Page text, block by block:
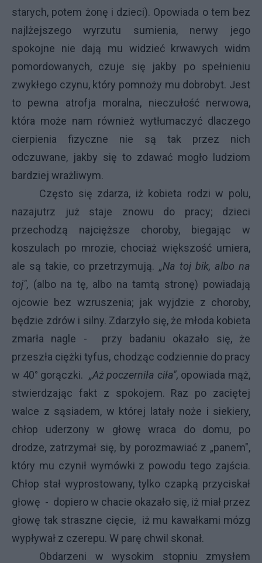
starych, potem żonę i dzieci). Opowiada o tem bez
najlżejszego wyrzutu sumienia, nerwy jego
spokojne nie dają mu widzieć krwawych widm
pomordowanych, czuje się jakby po spełnieniu
zwykłego czynu, który pomnoży mu dobrobyt. Jest
to pewna atrofja moralna, nieczułość nerwowa,
która może nam również wytłumaczyć dlaczego
cierpienia fizyczne nie są tak przez nich
odczuwane, jakby się to zdawać mogło ludziom
bardziej wrażliwym.
Często się zdarza, iż kobieta rodzi w polu,
nazajutrz już staje znowu do pracy; dzieci
przechodzą najcięższe choroby, biegając w
koszulach po mrozie, chociaż większość umiera,
ale są takie, co przetrzymują. „Na toj bik, albo na
toj", (albo na tę, albo na tamtą stronę) powiadają
ojcowie bez wzruszenia; jak wyjdzie z choroby,
będzie zdrów i silny. Zdarzyło się, że młoda kobieta
zmarła nagle - przy badaniu okazało się, że
przeszła ciężki tyfus, chodząc codziennie do pracy
w 40° gorączki. „Aż poczerniła ciła", opowiada mąż,
stwierdzając fakt z spokojem. Raz po zaciętej
walce z sąsiadem, w której latały noże i siekiery,
chłop uderzony w głowę wraca do domu, po
drodze, zatrzymał się, by porozmawiać z „panem",
który mu czynił wymówki z powodu tego zajścia.
Chłop stał wyprostowany, tylko czapką przyciskał
głowę - dopiero w chacie okazało się, iż miał przez
głowę tak straszne cięcie, iż mu kawałkami mózg
wypływał z czerepu. W parę chwil skonał.
Obdarzeni w wysokim stopniu zmysłem